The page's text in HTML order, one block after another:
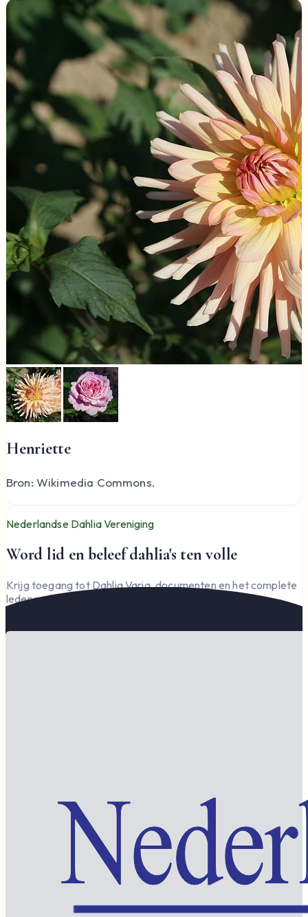
Henriette
Bron: Wikimedia Commons.
Nederlandse Dahlia Vereniging
Word lid en beleef dahlia's ten volle
Krijg toegang tot Dahlia Varia, documenten en het complete
ledengedeelte — en steun de vereniging.